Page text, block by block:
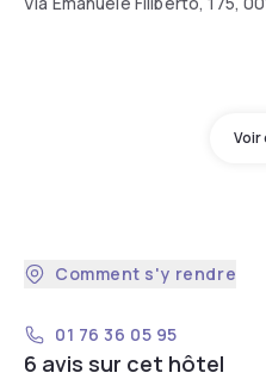
Voir
Comment s'y rendre
01 76 36 05 95
6 avis sur cet hôtel